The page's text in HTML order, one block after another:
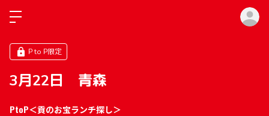
P to P限定
3月22日 青森
PtoP＜貢のお宝ランチ探し＞